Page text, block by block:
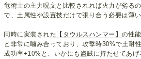
竜術士の主力呪文と比較されれば火力が劣る
で、土属性や設置技だけで張り合う必要は薄い
同時に実装された 【タウルスハンマー】の性
と非常に噛み合っており、攻撃時30%で土耐
成功率+10%と、いかにも盗賊に持たせてあ